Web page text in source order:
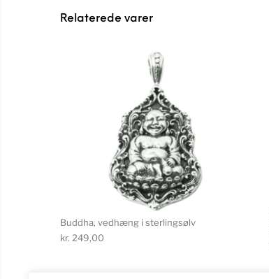
Relaterede varer
Buddha, vedhæng i sterlingsølv
kr. 249,00